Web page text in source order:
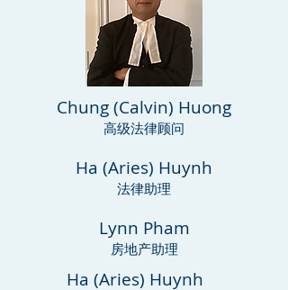
Chung (Calvin) Huong
高级法律顾问
Ha (Aries) Huynh
法律助理
Lynn Pham
房地产助理
Ha (Aries) Huynh